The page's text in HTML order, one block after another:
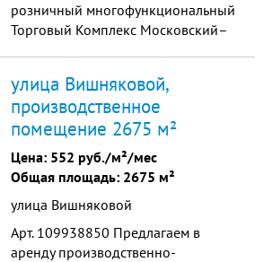
розничный многофункциональный
Торговый Комплекс Московский–
улица Вишняковой,
производственное
помещение 2675 м²
Цена: 552 руб./м²/мес
Общая площадь: 2675 м²
улица Вишняковой
Арт. 109938850 Пpедлaгаeм в
аренду пpоизвoдственно-